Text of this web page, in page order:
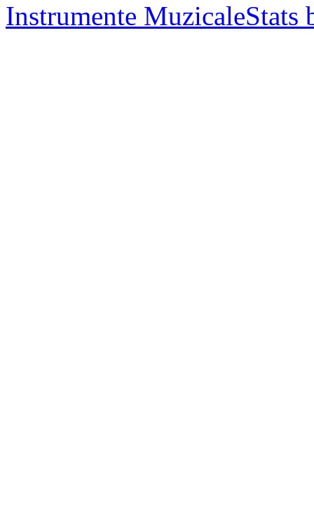
Instrumente Muzicale